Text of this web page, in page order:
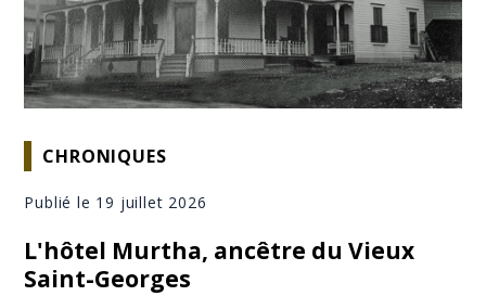
CHRONIQUES
Publié le 19 juillet 2026
L'hôtel Murtha, ancêtre du Vieux
Saint-Georges